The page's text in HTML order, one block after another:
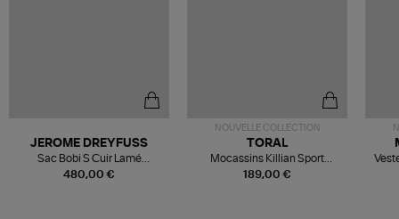
480,00 €
JEROME DREYFUSS
Sac Bobi S Cuir Lamé
Champagne
NOUVELLE COLLECTION
189,00 €
TORAL
Mocassins Killian Sport
Mousse